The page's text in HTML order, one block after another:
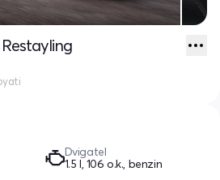
Dvigatel
1.5 l, 106 o.k., benzin